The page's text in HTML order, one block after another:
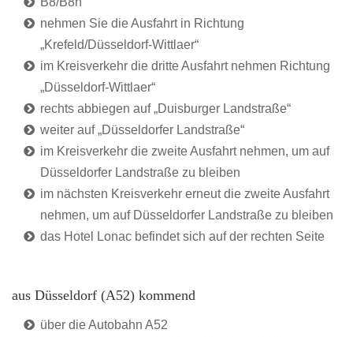
nehmen Sie die Ausfahrt in Richtung
„Krefeld/Düsseldorf-Wittlaer“
im Kreisverkehr die dritte Ausfahrt nehmen Richtung
„Düsseldorf-Wittlaer“
rechts abbiegen auf „Duisburger Landstraße“
weiter auf „Düsseldorfer Landstraße“
im Kreisverkehr die zweite Ausfahrt nehmen, um auf
Düsseldorfer Landstraße zu bleiben
im nächsten Kreisverkehr erneut die zweite Ausfahrt
nehmen, um auf Düsseldorfer Landstraße zu bleiben
das Hotel Lonac befindet sich auf der rechten Seite
aus Düsseldorf (A52) kommend
über die Autobahn A52